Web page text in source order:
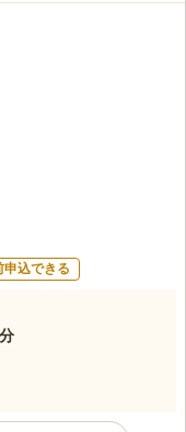
申込できる